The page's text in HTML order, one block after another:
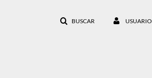
BUSCAR USUARIO